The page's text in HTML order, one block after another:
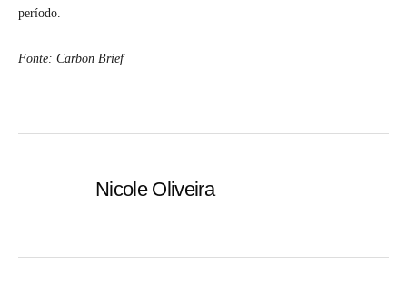
período.
Fonte: Carbon Brief
Nicole Oliveira